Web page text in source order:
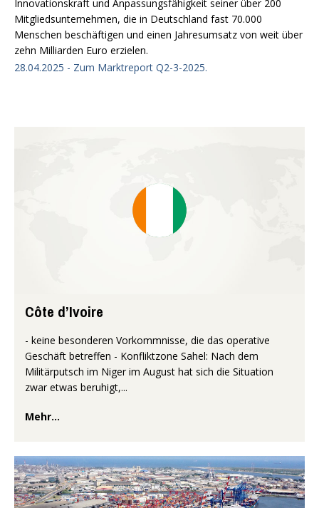
Innovationskraft und Anpassungsfähigkeit seiner über 200
Mitgliedsunternehmen, die in Deutschland fast 70.000
Menschen beschäftigen und einen Jahresumsatz von weit über
zehn Milliarden Euro erzielen.
28.04.2025 - Zum Marktreport Q2-3-2025.
Côte d’Ivoire
- keine besonderen Vorkommnisse, die das operative
Geschäft betreffen - Konfliktzone Sahel: Nach dem
Militärputsch im Niger im August hat sich die Situation
zwar etwas beruhigt,...
Mehr...